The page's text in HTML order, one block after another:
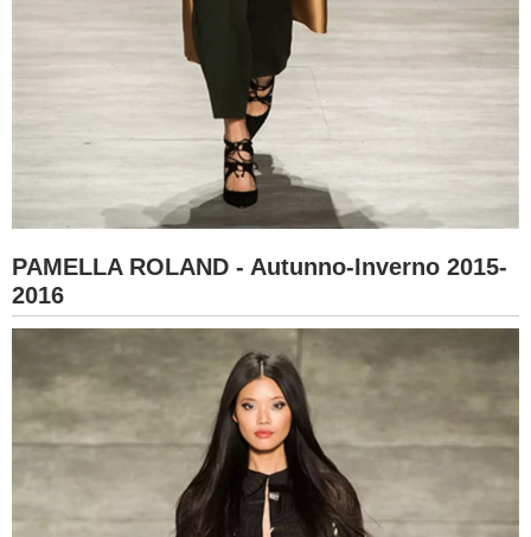
PAMELLA ROLAND - Autunno-Inverno 2015-
2016